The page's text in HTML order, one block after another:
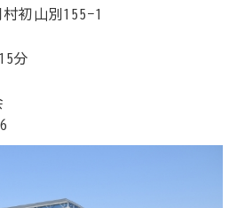
初山別155−1
分